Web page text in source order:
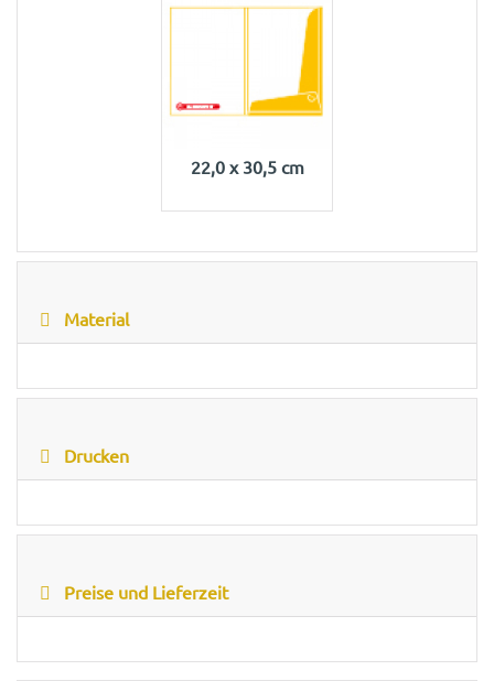
22,0 x 30,5 cm
Material
Drucken
Preise und Lieferzeit